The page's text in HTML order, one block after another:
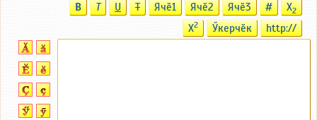
B T U T Ячӗ1 Ячӗ2 Ячӗ3 # X2
X2 Ӳкерчӗк http://